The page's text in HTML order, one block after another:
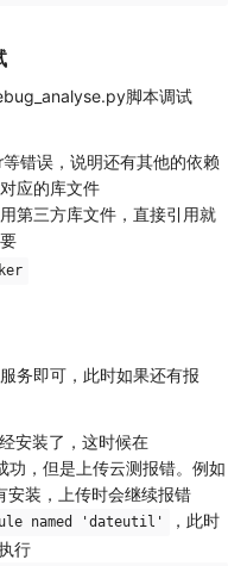
脚本调试
错误，说明还有其他的依赖
应的库文件
第三方库文件，直接引用就
务即可，此时如果还有报
安装了，这时候在
，但是上传云测报错。例如
装，上传时会继续报错
named 'dateutil'
，此时
行